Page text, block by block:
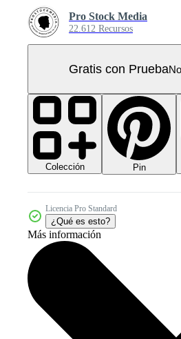
Pro Stock Media
22.612 Recursos
Gratis con Prueba
Colección Pin
Licencia Pro Standard
¿Qué es esto?
Más información